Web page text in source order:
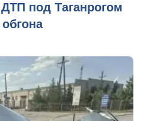
под Таганрогом